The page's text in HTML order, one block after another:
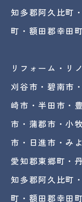
知多郡阿久比町
町・額田郡幸田町
リフォーム・リ
刈谷市・碧南市・
崎市・半田市・
市・蒲郡市・小
市・日進市・み
愛知郡東郷町・
知多郡阿久比町
町・額田郡幸田町